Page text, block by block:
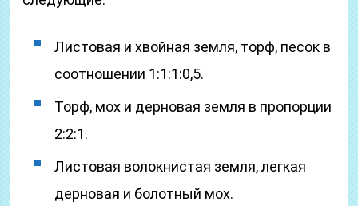
Листовая и хвойная земля, торф, песок в
соотношении 1:1:1:0,5.
Торф, мох и дерновая земля в пропорции
2:2:1.
Листовая волокнистая земля, легкая
дерновая и болотный мох.